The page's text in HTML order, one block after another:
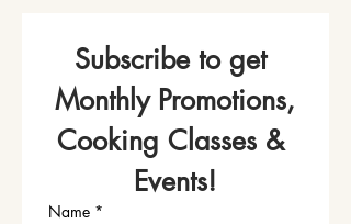
Subscribe to get
Monthly Promotions,
Cooking Classes &
Events!
Name *